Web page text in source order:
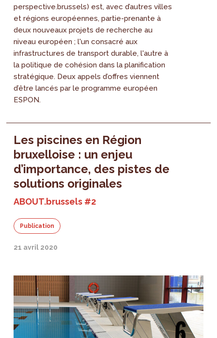
perspective.brussels) est, avec d’autres villes
et régions européennes, partie-prenante à
deux nouveaux projets de recherche au
niveau européen ; l'un consacré aux
infrastructures de transport durable, l'autre à
la politique de cohésion dans la planification
stratégique. Deux appels d’offres viennent
d’être lancés par le programme européen
ESPON.
Les piscines en Région
bruxelloise : un enjeu
d’importance, des pistes de
solutions originales
ABOUT.brussels #2
Publication
21 avril 2020